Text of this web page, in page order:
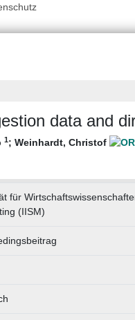
data and
1; Weinhardt, Christof
für
(IISM)